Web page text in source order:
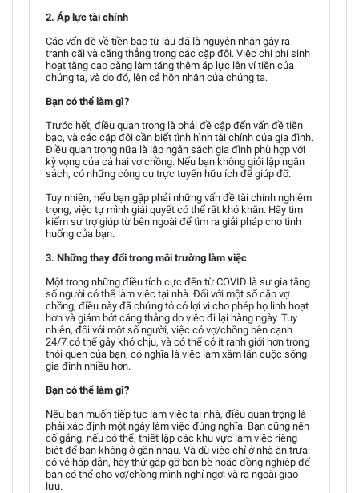
2. Áp lực tài chính
Các vấn đề về tiền bạc từ lâu đã là nguyên nhân gây ra
tranh cãi và căng thẳng trong các cặp đôi. Việc chi phí sinh
hoạt tăng cao càng làm tăng thêm áp lực lên ví tiền của
chúng ta, và do đó, lên cả hôn nhân của chúng ta.
Bạn có thể làm gì?
Trước hết, điều quan trọng là phải đề cập đến vấn đề tiền
bạc, và các cặp đôi cần biết tình hình tài chính của gia đình.
Điều quan trọng nữa là lập ngân sách gia đình phù hợp với
kỳ vọng của cả hai vợ chồng. Nếu bạn không giỏi lập ngân
sách, có những công cụ trực tuyến hữu ích để giúp đỡ.
Tuy nhiên, nếu bạn gặp phải những vấn đề tài chính nghiêm
trọng, việc tự mình giải quyết có thể rất khó khăn. Hãy tìm
kiếm sự trợ giúp từ bên ngoài để tìm ra giải pháp cho tình
huống của bạn.
3. Những thay đổi trong môi trường làm việc
Một trong những điều tích cực đến từ COVID là sự gia tăng
số người có thể làm việc tại nhà. Đối với một số cặp vợ
chồng, điều này đã chứng tỏ có lợi vì cho phép họ linh hoạt
hơn và giảm bớt căng thẳng do việc đi lại hàng ngày. Tuy
nhiên, đối với một số người, việc có vợ/chồng bên cạnh
24/7 có thể gây khó chịu, và có thể có ít ranh giới hơn trong
thói quen của bạn, có nghĩa là việc làm xâm lấn cuộc sống
gia đình nhiều hơn.
Bạn có thể làm gì?
Nếu bạn muốn tiếp tục làm việc tại nhà, điều quan trọng là
phải xác định một ngày làm việc đúng nghĩa. Bạn cũng nên
cố gắng, nếu có thể, thiết lập các khu vực làm việc riêng
biệt để bạn không ở gần nhau. Và dù việc chỉ ở nhà ăn trưa
có vẻ hấp dẫn, hãy thử gặp gỡ bạn bè hoặc đồng nghiệp để
bạn có thể cho vợ/chồng mình nghỉ ngơi và ra ngoài giao
lưu.